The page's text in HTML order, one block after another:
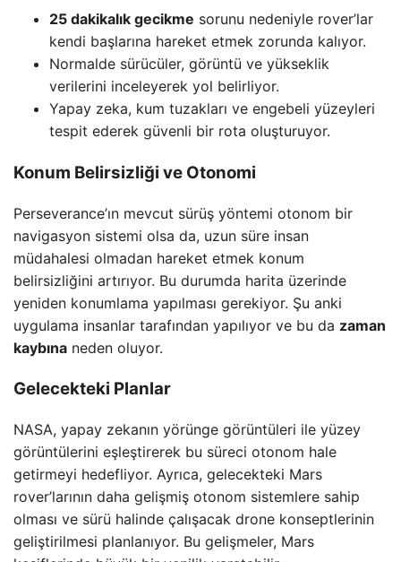
25 dakikalık gecikme sorunu nedeniyle rover’lar
kendi başlarına hareket etmek zorunda kalıyor.
Normalde sürücüler, görüntü ve yükseklik
verilerini inceleyerek yol belirliyor.
Yapay zeka, kum tuzakları ve engebeli yüzeyleri
tespit ederek güvenli bir rota oluşturuyor.
Konum Belirsizliği ve Otonomi
Perseverance’ın mevcut sürüş yöntemi otonom bir
navigasyon sistemi olsa da, uzun süre insan
müdahalesi olmadan hareket etmek konum
belirsizliğini artırıyor. Bu durumda harita üzerinde
yeniden konumlama yapılması gerekiyor. Şu anki
uygulama insanlar tarafından yapılıyor ve bu da zaman
kaybına neden oluyor.
Gelecekteki Planlar
NASA, yapay zekanın yörünge görüntüleri ile yüzey
görüntülerini eşleştirerek bu süreci otonom hale
getirmeyi hedefliyor. Ayrıca, gelecekteki Mars
rover’larının daha gelişmiş otonom sistemlere sahip
olması ve sürü halinde çalışacak drone konseptlerinin
geliştirilmesi planlanıyor. Bu gelişmeler, Mars